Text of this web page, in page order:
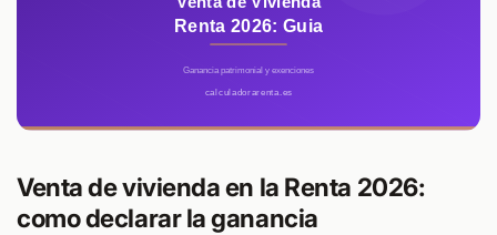
Venta de vivienda en la Renta 2026:
como declarar la ganancia